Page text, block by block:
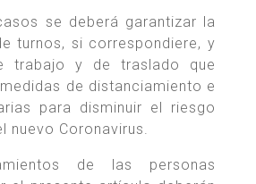
se deberá garantizar la
turnos, si correspondiere, y
trabajo y de traslado que
de distanciamiento e
para disminuir el riesgo
nuevo Coronavirus.
de las personas